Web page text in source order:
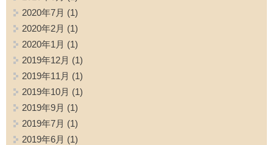
2020年7月 (1)
2020年2月 (1)
2020年1月 (1)
2019年12月 (1)
2019年11月 (1)
2019年10月 (1)
2019年9月 (1)
2019年7月 (1)
2019年6月 (1)